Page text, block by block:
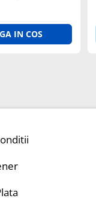
IN COS